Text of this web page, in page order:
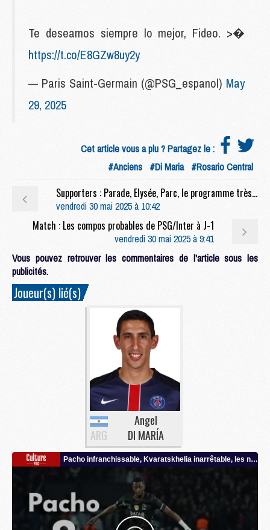
Te deseamos siempre lo mejor, Fideo. >�
https://t.co/E8GZw8uy2y
— Paris Saint-Germain (@PSG_espanol) May
29, 2025
Cet article vous a plu ? Partagez le :
#Anciens #Di Maria #Rosario Central
Supporters : Parade, Elysée, Parc, le programme très encadré des festivités du PSG
vendredi 30 mai 2025 à 10:42
Match : Les compos probables de PSG/Inter à J-1
vendredi 30 mai 2025 à 9:41
Vous pouvez retrouver les commentaires de l'article sous les
publicités.
Joueur(s) lié(s)
ARG
Angel
DI MARÍA